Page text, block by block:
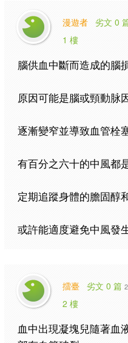
漫遊者 劣文 0
1 樓
腦供血中斷而造成的腦
原因可能是腦或頸動脉
逐漸變窄並導致血管栓
有百分之六十的中風都
定期追蹤身體的膽固醇
或許能適度避免中風發
擂臺 劣文 0 篇
2 樓
血中出現凝塊兒隨著血